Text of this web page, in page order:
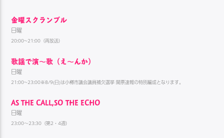
金曜スクランブル
日曜
20:00~21:00（再放送）
歌謡で演〜歌（え〜んか）
日曜
21:00~23:00※8/9(日)は小樽市議会議員補欠選挙 開票速報の特別編成となります。
AS THE CALL,SO THE ECHO
日曜
23:00～23:30（第2・4週）